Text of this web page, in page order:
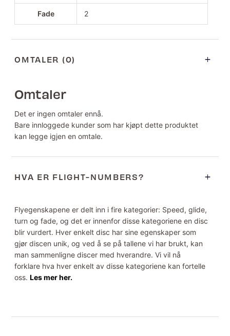
Fade 2
OMTALER (0)
Omtaler
Det er ingen omtaler ennå.
Bare innloggede kunder som har kjøpt dette produktet
kan legge igjen en omtale.
HVA ER FLIGHT-NUMBERS?
Flyegenskapene er delt inn i fire kategorier: Speed, glide,
turn og fade, og det er innenfor disse kategoriene en disc
blir vurdert. Hver enkelt disc har sine egenskaper som
gjør discen unik, og ved å se på tallene vi har brukt, kan
man sammenligne discer med hverandre. Vi vil nå
forklare hva hver enkelt av disse kategoriene kan fortelle
oss.Les mer her.